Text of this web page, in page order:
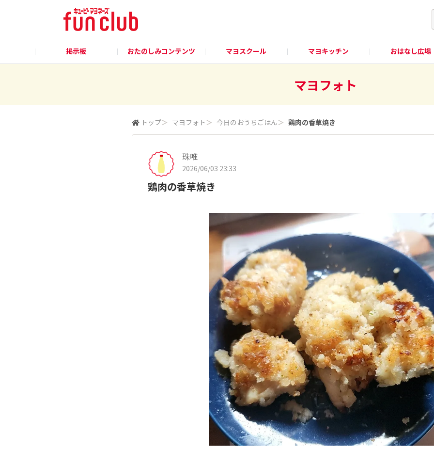
掲示板 おたのしみコンテンツ マヨスクール マヨキッチン おはなし広場
マヨフォト
トップ＞ マヨフォト ＞ 今日のおうちごはん＞ 鶏肉の香草焼き
珠唯
2026/06/03 23:33
鶏肉の香草焼き